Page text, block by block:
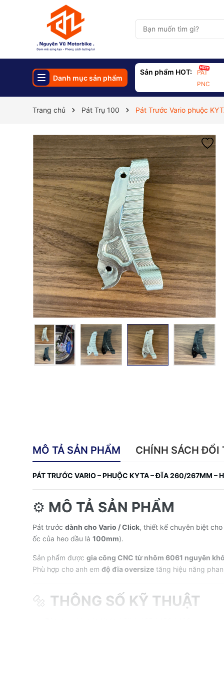
Danh mục sản phẩm
Sản phẩm HOT:
PAT
PNC
Trang chủ Pát Trụ 100 Pát Trước Vario phuộc
MÔ TẢ SẢN PHẨM CHÍNH SÁCH ĐỔI
PÁT TRƯỚC VARIO – PHUỘC KYTA – ĐĨA 260/267MM –
⚙️ MÔ TẢ SẢN PHẨM
Pát trước dành cho Vario / Click, thiết kế chuyên biệt cho
ốc của heo dầu là 100mm).
Sản phẩm được gia công CNC từ nhôm 6061 nguyên
Phù hợp cho anh em độ đĩa oversizetăng hiệu năng
🔩 THÔNG SỐ KỸ THUẬT